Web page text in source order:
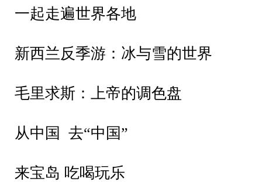
一起走遍世界各地
新西兰反季游： 冰与雪的世界
毛里求斯： 上帝的调色盘
从中国 去“中国”
来宝岛 吃喝玩乐